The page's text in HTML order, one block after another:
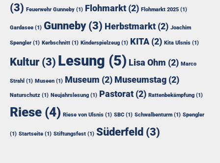
(3) Feuerwehr Gunneby (1) Flohmarkt (2) Flohmarkt 2025 (1)
Gardasee (1) Gunneby(3) Herbstmarkt (2) Joachim
Spengler (1) Kerbschnitt (1) Kinderspielzeug (1) KITA(2) Kita Ulsnis (1)
Kultur (3) Lesung (5) Lisa Ohm (2) Marco
Strahl (1) Museen (1) Museum (2) Museumstag (2)
Naturschutz (1) Neujahrslesung (1) Pastorat (2) Rattenbekämpfung (1)
Riese (4) Riese von Ulsnis (1) SBC (1) Schwalbenturm (1) Spengler
(1) Startseite (1) Stiftungsfest (1) Süderfeld (3)